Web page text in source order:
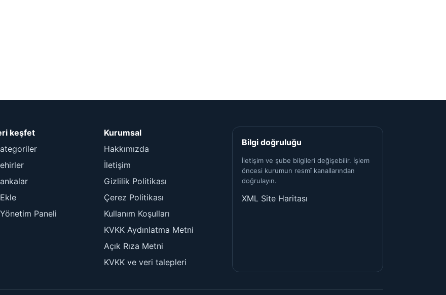
keşfet
Paneli
Kurumsal
Hakkımızda
İletişim
Gizlilik Politikası
Çerez Politikası
Kullanım Koşulları
KVKK Aydınlatma Metni
Açık Rıza Metni
KVKK ve veri talepleri
Bilgi doğruluğu
İletişim ve şube bilgileri değişebilir. İşlem
öncesi kurumun resmî kanallarından
doğrulayın.
XML Site Haritası